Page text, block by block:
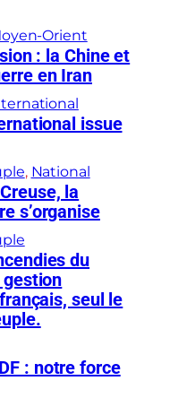
Orient
: la Chine et
en Iran
issue
, National
la
s’organise
du
seul le
: notre force